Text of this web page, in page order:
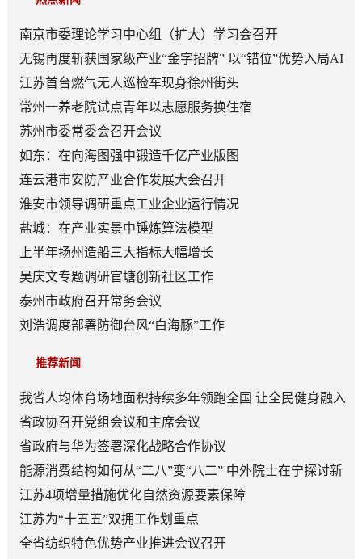
南京市委理论学习中心组（扩大）学习会召开
无锡再度斩获国家级产业“金字招牌” 以“错位”优势入局AI
顶层赛道
江苏首台燃气无人巡检车现身徐州街头
常州一养老院试点青年以志愿服务换住宿
苏州市委常委会召开会议
如东：在向海图强中锻造千亿产业版图
连云港市安防产业合作发展大会召开
淮安市领导调研重点工业企业运行情况
盐城：在产业实景中锤炼算法模型
上半年扬州造船三大指标大幅增长
吴庆文专题调研官塘创新社区工作
泰州市政府召开常务会议
刘浩调度部署防御台风“白海豚”工作
推荐新闻
我省人均体育场地面积持续多年领跑全国 让全民健身融入
日常成为风尚
省政协召开党组会议和主席会议
省政府与华为签署深化战略合作协议
能源消费结构如何从“二八”变“八二” 中外院士在宁探讨新
型能源体系建设
江苏4项增量措施优化自然资源要素保障
江苏为“十五五”双拥工作划重点
全省纺织特色优势产业推进会议召开